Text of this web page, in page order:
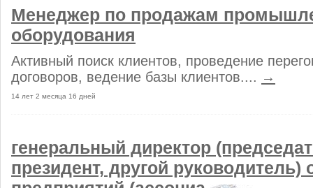
Менеджер по продажам
оборудования
Активный поиск клиентов, проведение
договоров, ведение базы клиентов.... →
14 лет 2 месяца 16 дней
генеральный директор
президент, другой руководитель)